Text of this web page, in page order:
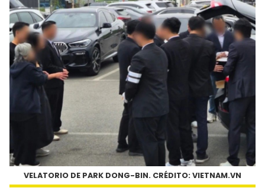
VELATORIO DE PARK DONG-BIN. CRÉDITO: VIETNAM.VN